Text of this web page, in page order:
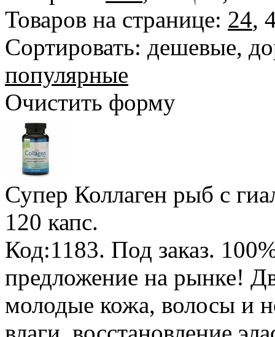
Товаров на странице: 24,
Сортировать: дешевые,
популярные
Очистить форму
Супер Коллаген рыб с
120 капс.
Код:1183. Под заказ.
предложение на рынке!
молодые кожа, волосы и